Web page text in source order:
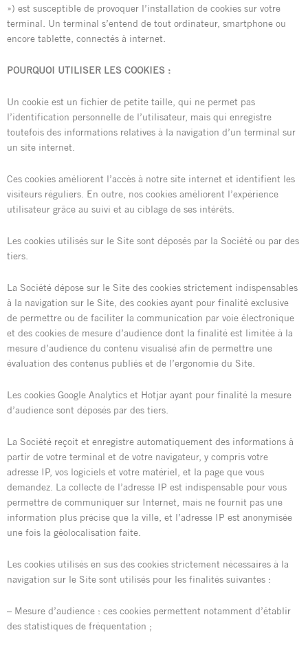
») est susceptible de provoquer l’installation de cookies sur votre
terminal. Un terminal s’entend de tout ordinateur, smartphone ou
encore tablette, connectés à internet.
POURQUOI UTILISER LES COOKIES :
Un cookie est un fichier de petite taille, qui ne permet pas
l’identification personnelle de l’utilisateur, mais qui enregistre
toutefois des informations relatives à la navigation d’un terminal sur
un site internet.
Ces cookies améliorent l’accès à notre site internet et identifient les
visiteurs réguliers. En outre, nos cookies améliorent l’expérience
utilisateur grâce au suivi et au ciblage de ses intérêts.
Les cookies utilisés sur le Site sont déposés par la Société ou par des
tiers.
La Société dépose sur le Site des cookies strictement indispensables
à la navigation sur le Site, des cookies ayant pour finalité exclusive
de permettre ou de faciliter la communication par voie électronique
et des cookies de mesure d’audience dont la finalité est limitée à la
mesure d’audience du contenu visualisé afin de permettre une
évaluation des contenus publiés et de l’ergonomie du Site.
Les cookies Google Analytics et Hotjar ayant pour finalité la mesure
d’audience sont déposés par des tiers.
La Société reçoit et enregistre automatiquement des informations à
partir de votre terminal et de votre navigateur, y compris votre
adresse IP, vos logiciels et votre matériel, et la page que vous
demandez. La collecte de l’adresse IP est indispensable pour vous
permettre de communiquer sur Internet, mais ne fournit pas une
information plus précise que la ville, et l’adresse IP est anonymisée
une fois la géolocalisation faite.
Les cookies utilisés en sus des cookies strictement nécessaires à la
navigation sur le Site sont utilisés pour les finalités suivantes :
– Mesure d’audience : ces cookies permettent notamment d’établir
des statistiques de fréquentation ;